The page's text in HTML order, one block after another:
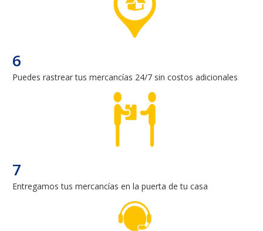
6
Puedes rastrear tus mercancías 24/7 sin costos adicionales
7
Entregamos tus mercancías en la puerta de tu casa